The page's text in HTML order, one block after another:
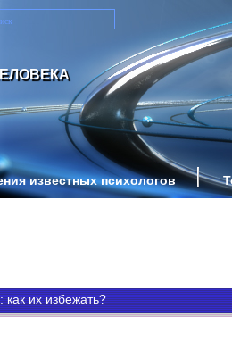
известных психологов
их избежать?